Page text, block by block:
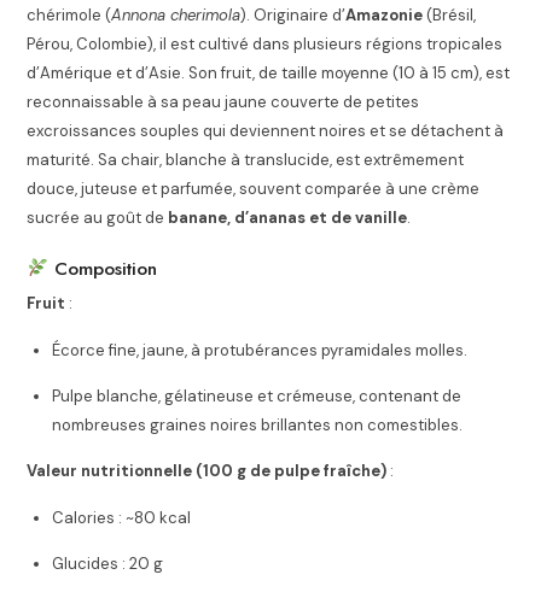
chérimole (Annona cherimola). Originaire d’Amazonie(Brésil,
Pérou, Colombie), il est cultivé dans plusieurs régions tropicales
d’Amérique et d’Asie. Son fruit, de taille moyenne (10 à 15 cm), est
reconnaissable à sa peau jaune couverte de petites
excroissances souples qui deviennent noires et se détachent à
maturité. Sa chair, blanche à translucide, est extrêmement
douce, juteuse et parfumée, souvent comparée à une crème
sucrée au goût de banane, d’ananas et de vanille.
Composition
Fruit :
Écorce fine, jaune, à protubérances pyramidales molles.
Pulpe blanche, gélatineuse et crémeuse, contenant de
nombreuses graines noires brillantes non comestibles.
Valeur nutritionnelle (100 g de pulpe fraîche) :
Calories : ~80 kcal
Glucides : 20 g